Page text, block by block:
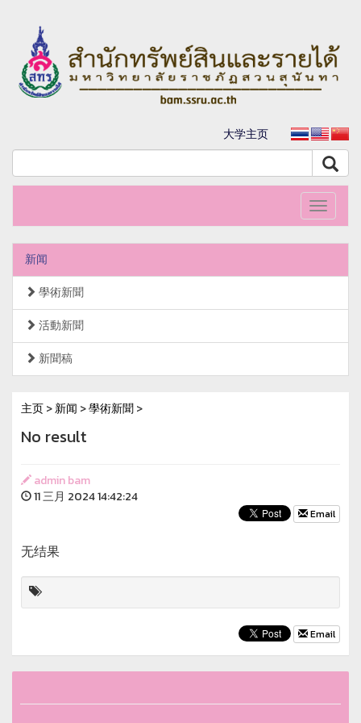
大学主页
Toggle
新闻
學術新聞
活動新聞
新聞稿
主页>新闻 >學術新聞>
No result
admin bam
11 三月 2024 14:42:24
Email
无结果
Email